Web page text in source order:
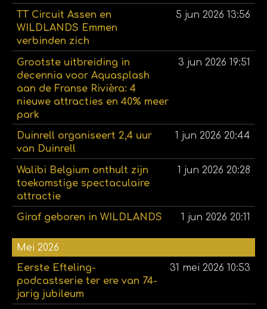
TT Circuit Assen en
WILDLANDS Emmen
verbinden zich
5 jun 2026 13:56
Grootste uitbreiding in
decennia voor Aquasplash
aan de Franse Rivièra: 4
nieuwe attracties en 40% meer
park
3 jun 2026 19:51
Duinrell organiseert 2,4 uur
van Duinrell
1 jun 2026 20:44
Walibi Belgium onthult zijn
toekomstige spectaculaire
attractie
1 jun 2026 20:28
Giraf geboren in WILDLANDS 1 jun 2026 20:11
Mei 2026
Eerste Efteling-
podcastserie ter ere van 74-
jarig jubileum
31 mei 2026 10:53